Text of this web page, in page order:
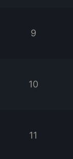
9
10
11